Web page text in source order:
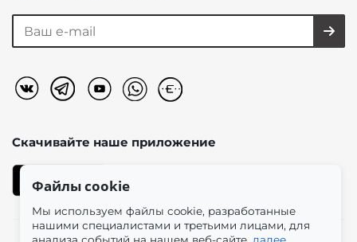
Скачивайте наше приложение
Файлы cookie
Мы используем файлы cookie, разработанные
нашими специалистами и третьими лицами, для